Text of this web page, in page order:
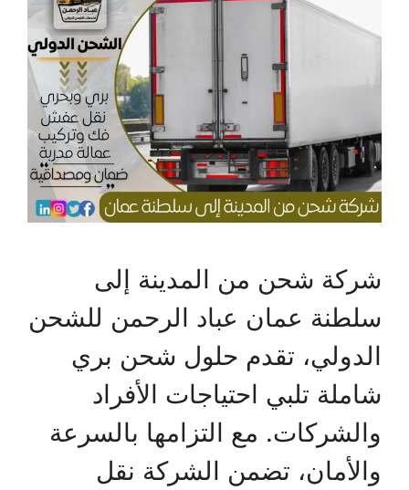
شركة شحن من المدينة إلى
سلطنة عمان عباد الرحمن للشحن
الدولي، تقدم حلول شحن بري
شاملة تلبي احتياجات الأفراد
والشركات. مع التزامها بالسرعة
والأمان، تضمن الشركة نقل